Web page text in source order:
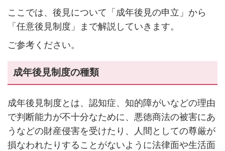
ここでは、後見について「成年後見の申立」から
「任意後見制度」まで解説していきます。
ご参考ください。
成年後見制度の種類
成年後見制度とは、認知症、知的障がいなどの理由
で判断能力が不十分なために、悪徳商法の被害にあ
うなどの財産侵害を受けたり、人間としての尊厳が
損なわれたりすることがないように法律面や生活面